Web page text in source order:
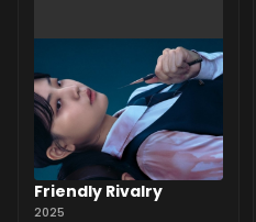
Friendly Rivalry
2025